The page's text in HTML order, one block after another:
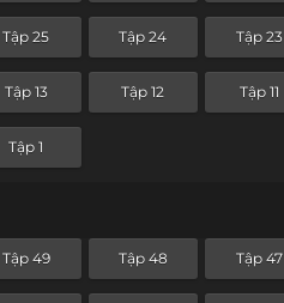
Tập 25 Tập 24 Tập 23
Tập 13 Tập 12 Tập 11
Tập 1
Tập 49 Tập 48 Tập 47